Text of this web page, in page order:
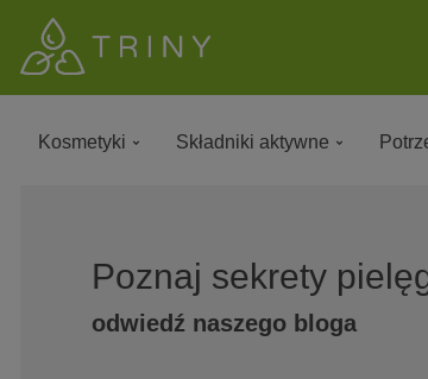
Kosmetyki Składniki aktywne
Poznaj sekrety
odwiedź naszego bloga